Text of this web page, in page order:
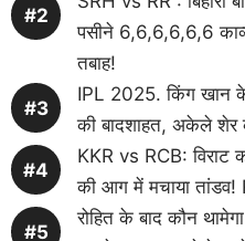
पसीने 6,6,6,6,6,6
तबाह!
IPL 2025. किंग खान के
की बादशाहत, अकेले शेर
KKR vs RCB: विराट
की आग में मचाया तांडव!
रोहित के बाद कौन